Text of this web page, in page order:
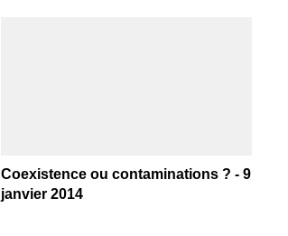
Coexistence ou contaminations ? - 9
janvier 2014